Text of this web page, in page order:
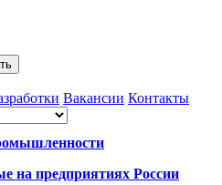
Вакансии Контакты
на предприятиях России